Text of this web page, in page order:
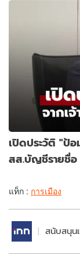
เปิดประวัติ "ป้
สส.บัญชีรายชื่อ
แท็ก : การเมือง
สนับสนุน